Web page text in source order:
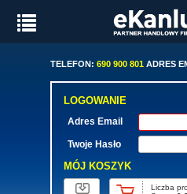
TELEFON: 690 900 801ADRES
LOGOWANIE
Adres Email
Twoje Hasło
MÓJ KOSZYK
Liczba